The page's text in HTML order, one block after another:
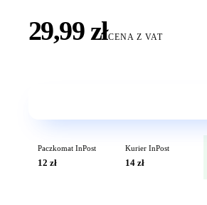
29,99 złCENA Z VAT
Paczkomat InPost
12 zł
Kurier InPost
14 zł